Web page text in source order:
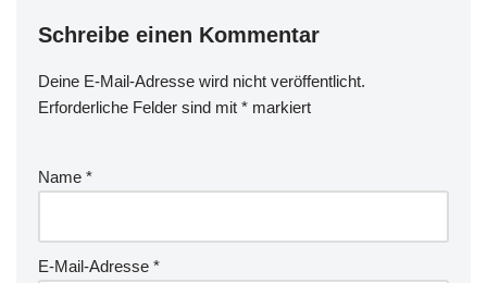
Schreibe einen Kommentar
Deine E-Mail-Adresse wird nicht veröffentlicht.
Erforderliche Felder sind mit * markiert
Name *
E-Mail-Adresse *